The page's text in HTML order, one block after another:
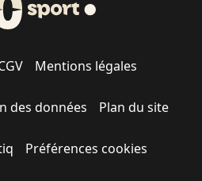
Mentions légales
des données Plan du site
Préférences cookies